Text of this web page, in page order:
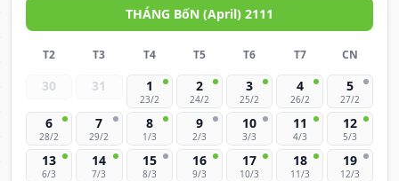
THÁNG BốN (April) 2111
T2 T3 T4 T5 T6 T7 CN
30 31 1
23/2
2
24/2
3
25/2
4
26/2
5
27/2
6
28/2
7
29/2
8
1/3
9
2/3
10
3/3
11
4/3
12
5/3
13
6/3
14
7/3
15
8/3
16
9/3
17
10/3
18
11/3
19
12/3